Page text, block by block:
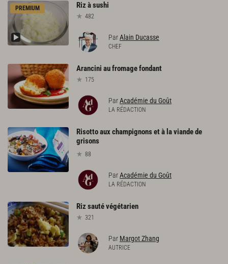
PREMIUM Rizàsushi
482
ParAlain Ducasse
CHEF
Arancini aufromagefondant
175
ParAcadémie du Goût
LA RÉDACTION
Risotto aux champignons et à la viande de
grisons
88
ParAcadémie du Goût
LA RÉDACTION
Rizsautévégétarien
321
Par Margot Zhang
AUTRICE